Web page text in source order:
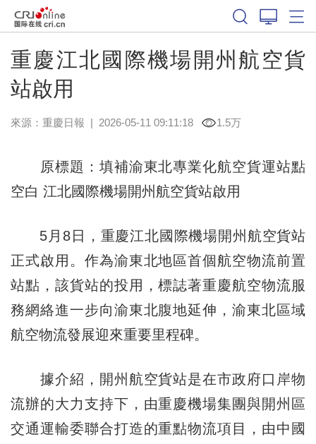
重慶江北國際機場開州航空貨
站啟用
來源： 重慶日報 | 2026-05-11 09:11:18 1.5万
原標題：填補渝東北專業化航空貨運站點
空白 江北國際機場開州航空貨站啟用
5月8日，重慶江北國際機場開州航空貨站
正式啟用。作為渝東北地區首個航空物流前置
站點，該貨站的投用，標誌著重慶航空物流服
務網絡進一步向渝東北腹地延伸，渝東北區域
航空物流發展迎來重要里程碑。
據介紹，開州航空貨站是在市政府口岸物
流辦的大力支持下，由重慶機場集團與開州區
交通運輸委聯合打造的重點物流項目，由中國